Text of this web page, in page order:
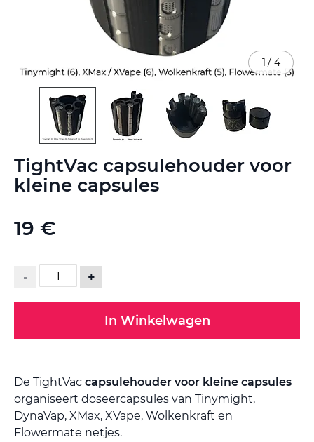
TightVac capsulehouder voor
kleine capsules
19 €
- +
In Winkelwagen
De TightVac capsulehouder voor kleine capsules
organiseert doseercapsules van Tinymight,
DynaVap, XMax, XVape, Wolkenkraft en
Flowermate netjes.
1 / 4
naar
het
begin
de
afbeeldingen-